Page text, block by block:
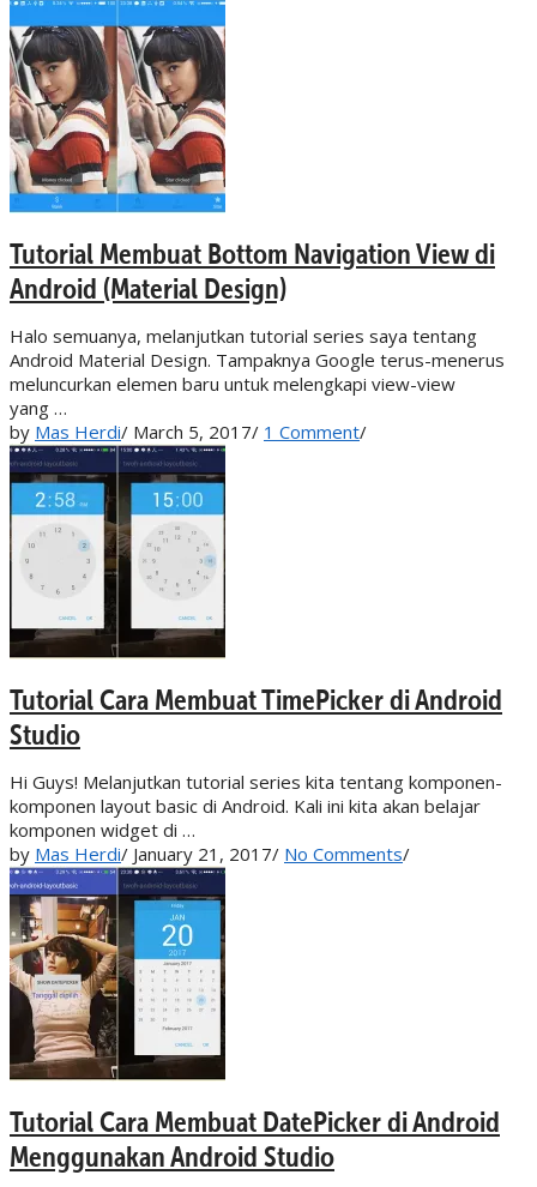
Tutorial Membuat Bottom Navigation View di
Android (Material Design)
Halo semuanya, melanjutkan tutorial series saya tentang
Android Material Design. Tampaknya Google terus-menerus
meluncurkan elemen baru untuk melengkapi view-view
yang …
by Mas Herdi/ March 5, 2017/ 1 Comment/
Tutorial Cara Membuat TimePicker di Android
Studio
Hi Guys! Melanjutkan tutorial series kita tentang komponen-
komponen layout basic di Android. Kali ini kita akan belajar
komponen widget di …
by Mas Herdi/ January 21, 2017/ No Comments/
Tutorial Cara Membuat DatePicker di Android
Menggunakan Android Studio